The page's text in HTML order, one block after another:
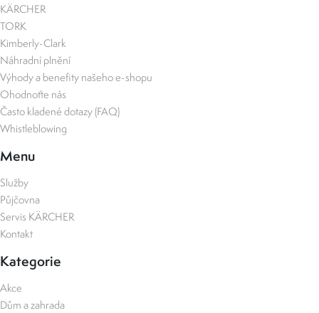
KÄRCHER
TORK
Kimberly-Clark
Náhradní plnění
Výhody a benefity našeho e-shopu
Ohodnoťte nás
Často kladené dotazy (FAQ)
Whistleblowing
Menu
Služby
Půjčovna
Servis KÄRCHER
Kontakt
Kategorie
Akce
Dům a zahrada